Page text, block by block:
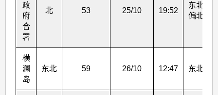
政
府
合
署
北 53 25/10 19:52
东北
偏北
横
澜
岛
东北 59 26/10 12:47 东北